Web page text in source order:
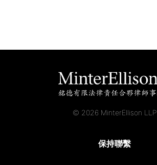
© 2026 MinterEllison LLP
保持聯繫